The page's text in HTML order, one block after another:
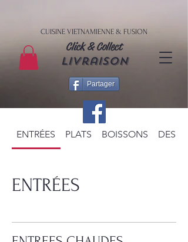
CUISINE VIETNAMIENNE & FUSION
Click & Collect
livraison
Partager
ENTRÉES PLATS BOISSONS
ENTRÉES